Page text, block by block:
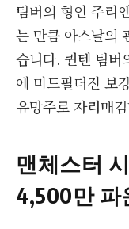
팀버의 형인 주리
는 만큼 아스날의
습니다. 퀸텐 팀버
에 미드필더진 보
유망주로 자리매
맨체스터
4,500만 파